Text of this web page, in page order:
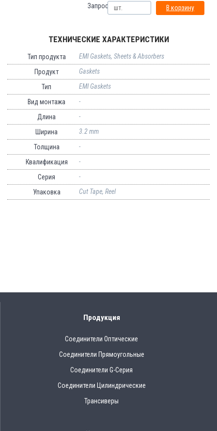
Запрос: В корзину
ТЕХНИЧЕСКИЕ ХАРАКТЕРИСТИКИ
Тип продукта
EMI Gaskets, Sheets & Absorbers
Продукт
Gaskets
Тип
EMI Gaskets
Вид монтажа
-
Длина
-
Ширина
3.2 mm
Толщина
-
Квалификация
-
Серия
-
Упаковка
Cut Tape, Reel
Продукция
Соединители Оптические
Соединители Прямоугольные
Соединители G-Серия
Соединители Цилиндрические
Трансиверы